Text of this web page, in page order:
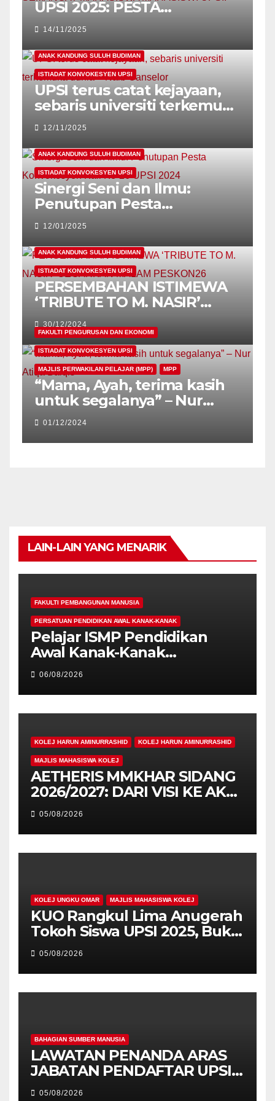
UPSI 2025: PESTA
KONVOKESYEN
SEMARAKKAN LAGI
SEMANGAT MAHASISWA
MAHASISWI UPSI!
14/11/2025
ANAK KANDUNG SULUH BUDIMAN
ISTIADAT KONVOKESYEN UPSI
UPSI terus catat kejayaan,
sebaris universiti terkemuka
dunia – Naib Canselor
12/11/2025
ANAK KANDUNG SULUH BUDIMAN
ISTIADAT KONVOKESYEN UPSI
Sinergi Seni dan Ilmu:
Penutupan Pesta
Konvokesyen Kali Ke-26
UPSI 2024
12/01/2025
ANAK KANDUNG SULUH BUDIMAN
ISTIADAT KONVOKESYEN UPSI
PERSEMBAHAN ISTIMEWA
‘TRIBUTE TO M. NASIR’
GEGARKAN MALAM
PESKON26
30/12/2024
FAKULTI PENGURUSAN DAN EKONOMI
ISTIADAT KONVOKESYEN UPSI
MAJLIS PERWAKILAN PELAJAR (MPP) MPP
“Mama, Ayah, terima kasih
untuk segalanya” – Nur
Atiqa Balqis
01/12/2024
LAIN-LAIN YANG MENARIK
FAKULTI PEMBANGUNAN MANUSIA
PERSATUAN PENDIDIKAN AWAL KANAK-KANAK
Pelajar ISMP Pendidikan
Awal Kanak-Kanak
Cemerlang Raih
Pengiktirafan Antarabangsa
di IAM2026
06/08/2026
KOLEJ HARUN AMINURRASHID KOLEJ HARUN AMINURRASHID
MAJLIS MAHASISWA KOLEJ
AETHERIS MMKHAR SIDANG
2026/2027: DARI VISI KE AKSI,
MEMBINA LEGASI GENERASI
PEMIMPIN
05/08/2026
KOLEJ UNGKU OMAR MAJLIS MAHASISWA KOLEJ
KUO Rangkul Lima Anugerah
Tokoh Siswa UPSI 2025, Bukti
Kecemerlangan Mahasiswa
Holistik
05/08/2026
BAHAGIAN SUMBER MANUSIA
LAWATAN PENANDA ARAS
JABATAN PENDAFTAR UPSI
KE JABATAN PENDAFTAR
05/08/2026